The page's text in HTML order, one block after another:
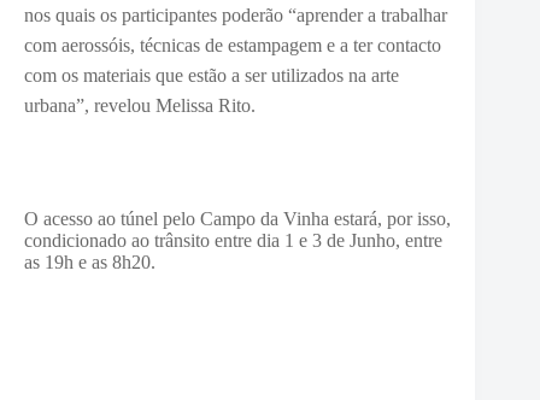
nos quais os participantes poderão “aprender a trabalhar
com aerossóis, técnicas de estampagem e a ter contacto
com os materiais que estão a ser utilizados na arte
urbana”, revelou Melissa Rito.
O acesso ao túnel pelo Campo da Vinha estará, por isso,
condicionado ao trânsito entre dia 1 e 3 de Junho, entre
as 19h e as 8h20.